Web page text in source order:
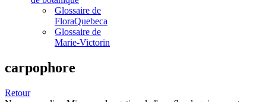
Glossaire de
FloraQuebeca
Glossaire de
Marie-Victorin
carpophore
Retour